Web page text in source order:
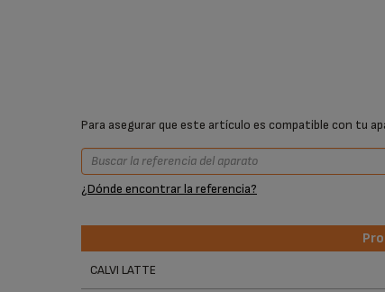
Para asegurar que este artículo es compatible con tu
¿Dónde encontrar la referencia?
CALVI LATTE